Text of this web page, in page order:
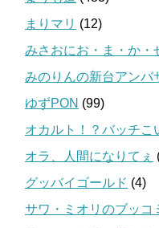
まりマリ (12)
みさおにお・ま・か・
みのりんの新台アンバ
ゆずPON (99)
オカルト！？バッチこ
オラ、人間になりてぇ
グッバイゴールド (4)
サワ・ミオリのブッコ